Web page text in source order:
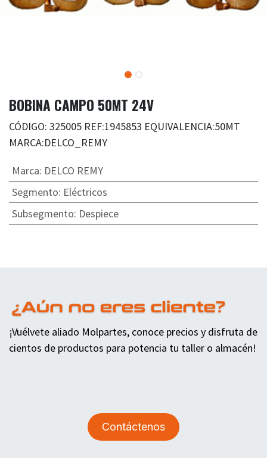
BOBINA CAMPO 50MT 24V
CÓDIGO: 325005 REF:1945853 EQUIVALENCIA:50MT
MARCA:DELCO_REMY
Marca: DELCO REMY
Segmento: Eléctricos
Subsegmento: Despiece
¡Vuélvete aliado Molpartes, conoce precios y disfruta de
cientos de productos para potencia tu taller o almacén!
Contáctenos